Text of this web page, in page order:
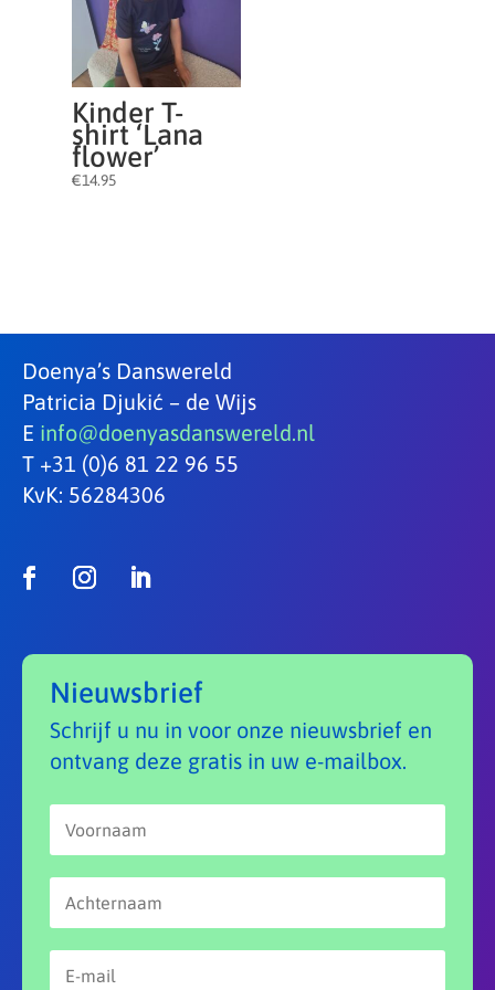
Kinder T-
shirt ‘Lana
flower’
€14.95
Doenya’s Danswereld
Patricia Djukić – de Wijs
E info@doenyasdanswereld.nl
T +31 (0)6 81 22 96 55
KvK: 56284306
Nieuwsbrief
Schrijf u nu in voor onze nieuwsbrief en
ontvang deze gratis in uw e-mailbox.